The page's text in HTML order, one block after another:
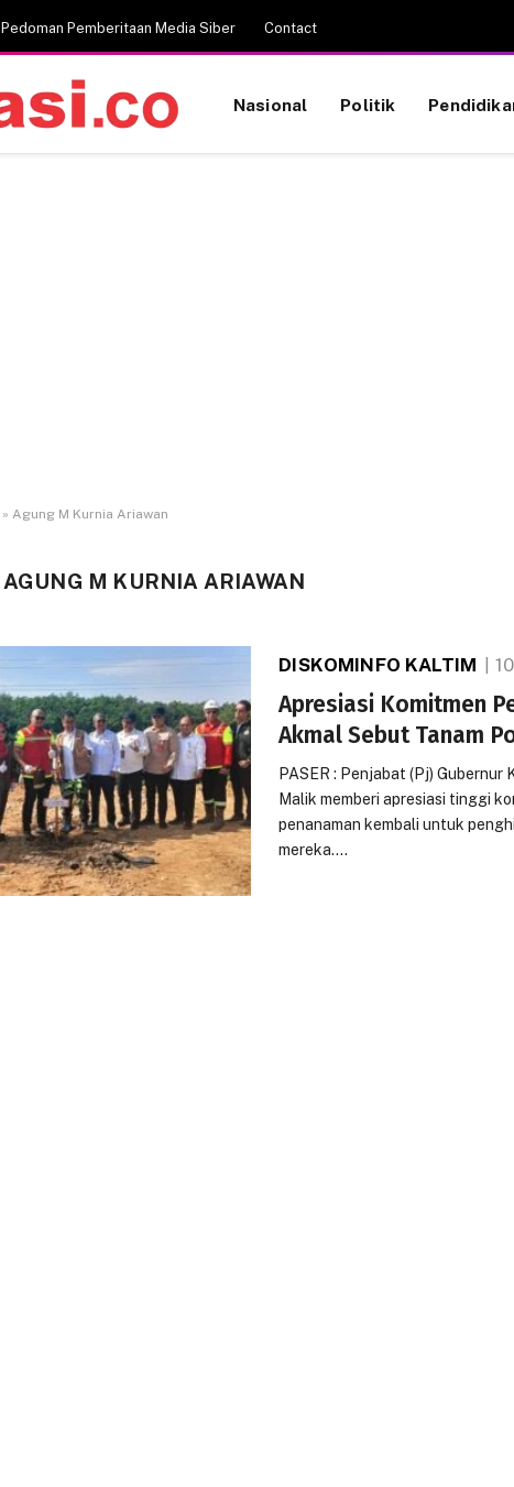
Pedoman Pemberitaan Media Siber Contact
Nasional Politik
» Agung M Kurnia Ariawan
AGUNG M KURNIA ARIAWAN
DISKOMINFO KALTIM
Apresiasi Komitmen
Akmal Sebut Tanam
PASER : Penjabat (Pj)
Malik memberi apresiasi tinggi
penanaman kembali untuk
mereka.…